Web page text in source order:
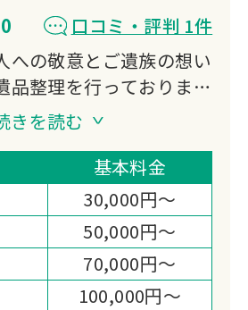
口コミ・評判 1件
への敬意とご遺族の想い
品整理を行っておりま
対応し、処分費の軽減や
用もご提案。
お見積りと作業まごころ
、高い満足度をいただい
でも軽くできるよう尽力
きを読む
基本料金
30,000円～
50,000円～
70,000円～
100,000円～